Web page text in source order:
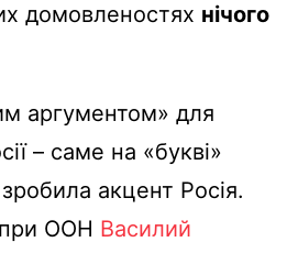
домовленостях нічого
аргументом» для
– саме на «букві»
акцент Росія.
ООН Василий